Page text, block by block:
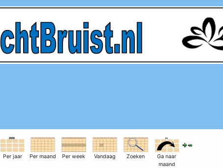
Per jaar Per maand Per week Vandaag Zoeken
Ga naar
maand